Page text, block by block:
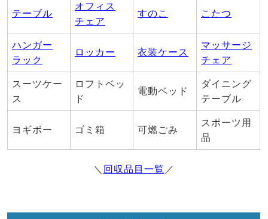
テーブル
オフィス
チェア
すのこ こたつ
ハンガー
ラック
ロッカー 衣装ケース
マッサージ
チェア
スーツケー
ス
ロフトベッ
ド
電動ベッド
ダイニング
テーブル
ヨギボー ゴミ箱 可燃ごみ
スポーツ用
品
＼ 回収品目一覧 ／